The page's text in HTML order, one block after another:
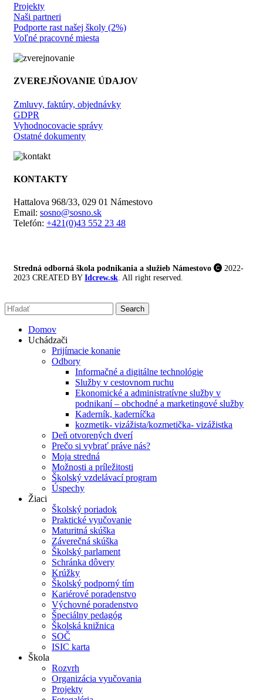
Projekty
Naši partneri
Podporte rast našej školy (2%)
Voľné pracovné miesta
ZVEREJŇOVANIE ÚDAJOV
Zmluvy, faktúry, objednávky
GDPR
Vyhodnocovacie správy
Ostatné dokumenty
KONTAKTY
Hattalova 968/33, 029 01 Námestovo
Email: sosno@sosno.sk
Telefón: +421(0)43 552 23 48
Stredná odborná škola podnikania a služieb Námestovo
2022-
2023 CREATED BY Idcrew.sk. All right reserved.
Search
Domov
Uchádzači
Prijímacie konanie
Odbory
Informačné a digitálne technológie
Služby v cestovnom ruchu
Ekonomické a administratívne služby v
podnikaní – obchodné a marketingové služby
Kaderník, kaderníčka
kozmetik- vizážista/kozmetička- vizážistka
Deň otvorených dverí
Prečo si vybrať práve nás?
Moja stredná
Možnosti a príležitosti
Školský vzdelávací program
Úspechy
Žiaci
Školský poriadok
Praktické vyučovanie
Maturitná skúška
Záverečná skúška
Školský parlament
Schránka dôvery
Krúžky
Školský podporný tím
Kariérové poradenstvo
Výchovné poradenstvo
Špeciálny pedagóg
Školská knižnica
SOČ
ISIC karta
Škola
Rozvrh
Organizácia vyučovania
Projekty